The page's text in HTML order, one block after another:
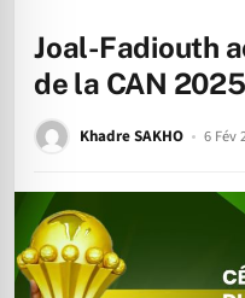
Joal-Fadiouth
de la CAN
Khadre SAKHO 6 Fév